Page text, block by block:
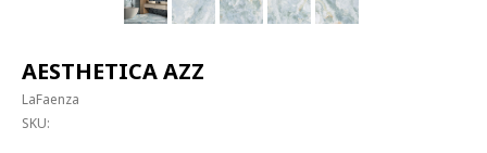
AESTHETICA AZZ
LaFaenza
SKU: